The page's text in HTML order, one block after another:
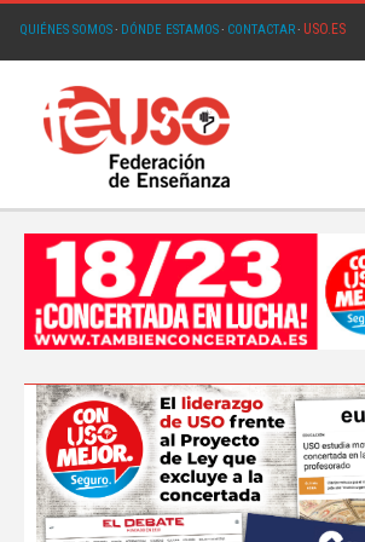
QUIÉNES SOMOS· DÓNDE ESTAMOS· CONTACTAR· USO.ES